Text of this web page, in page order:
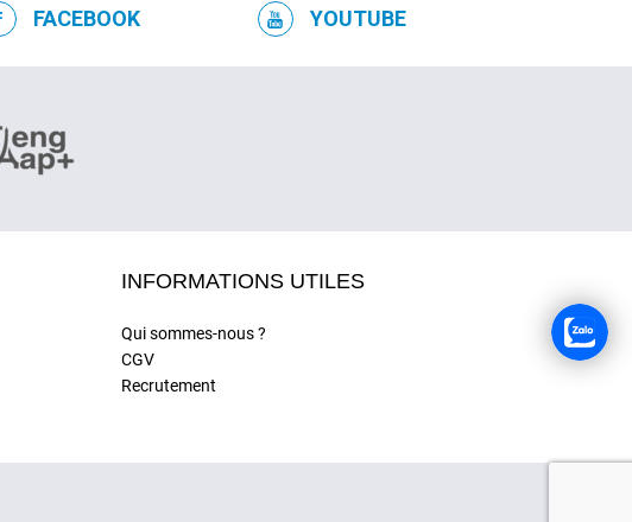
FACEBOOK YOUTUBE
INFORMATIONS UTILES
Qui sommes-nous ?
CGV
Recrutement